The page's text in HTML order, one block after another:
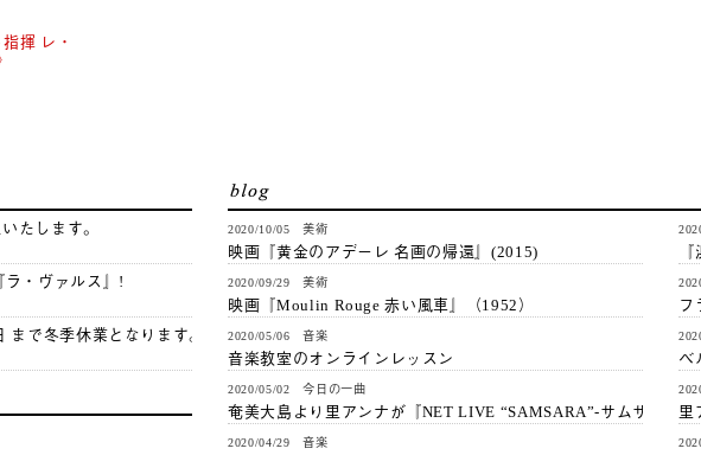
揮 レ・
たします。
・ヴァルス』!
で冬季休業となります。
2020/10/05 美術
映画『黄金のアデーレ 名画の帰還』(2015)
2020/09/29 美術
映画『Moulin Rouge 赤い風車』（1952）
2020/05/06 音楽
音楽教室のオンラインレッスン
2020/05/02 今日の一曲
奄美大島より里アンナが『NET LIVE “SAMSARA”-サムサラ』…
2020/04/29 音楽
フ
ベ
里